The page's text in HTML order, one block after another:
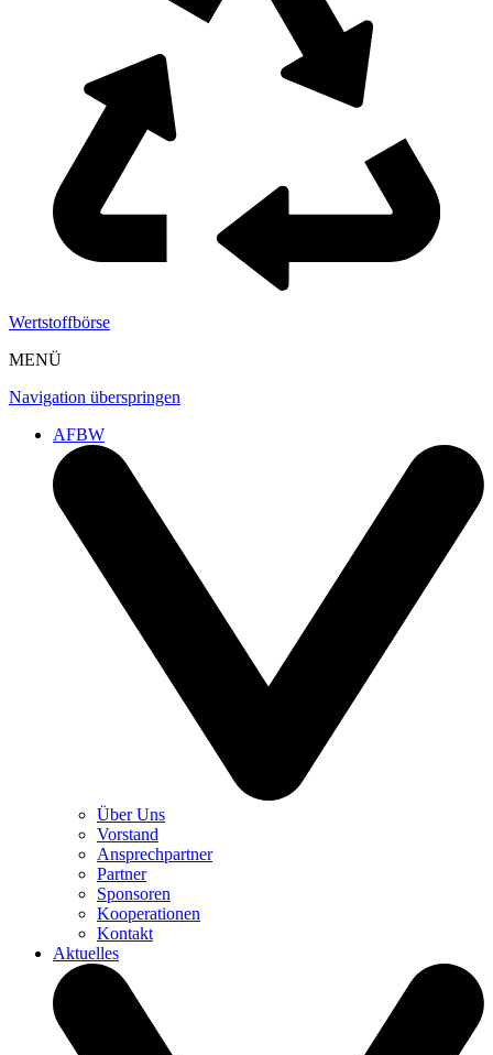
Wertstoffbörse
MENÜ
Navigation überspringen
AFBW
Über Uns
Vorstand
Ansprechpartner
Partner
Sponsoren
Kooperationen
Kontakt
Aktuelles